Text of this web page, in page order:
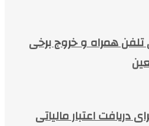
همراه و خروج برخی
دریافت اعتبار مالیاتی